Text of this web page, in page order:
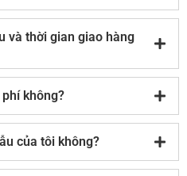
và thời gian giao hàng
không?
của tôi không?